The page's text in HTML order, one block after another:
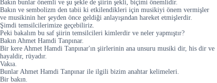
Bakın bunlar önemli ve şu şekle de şiirin şekli, biçimi önemlidir.
Bakın ve sembolizm den tabii ki etkilendikleri için musikiyi önem vermişler
ve musikinin her şeyden önce geldiği anlayışından hareket etmişlerdir.
Şimdi temsilcilerimize geçebiliriz.
Peki bakalım bu saf şiirin temsilcileri kimlerdir ve neler yapmıştır?
Bakın Ahmet Hamdi Tanpınar.
Bir kere Ahmet Hamdi Tanpınar'ın şiirlerinin ana unsuru musiki dir, his dir ve
hayaldir, rüyadır.
Vakıa.
Bunlar Ahmet Hamdi Tanpınar ile ilgili bizim anahtar kelimeleri.
Bir bakın.